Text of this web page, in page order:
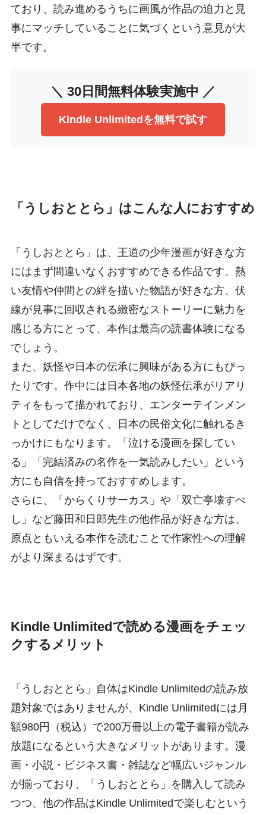
ており、読み進めるうちに画風が作品の迫力と見
事にマッチしていることに気づくという意見が大
半です。
＼ 30日間無料体験実施中 ／
Kindle Unlimitedを無料で試す
「うしおととら」はこんな人におすすめ
「うしおととら」は、王道の少年漫画が好きな方
にはまず間違いなくおすすめできる作品です。熱
い友情や仲間との絆を描いた物語が好きな方、伏
線が見事に回収される緻密なストーリーに魅力を
感じる方にとって、本作は最高の読書体験になる
でしょう。
また、妖怪や日本の伝承に興味がある方にもぴっ
たりです。作中には日本各地の妖怪伝承がリアリ
ティをもって描かれており、エンターテインメン
トとしてだけでなく、日本の民俗文化に触れるき
っかけにもなります。「泣ける漫画を探してい
る」「完結済みの名作を一気読みしたい」という
方にも自信を持っておすすめします。
さらに、「からくりサーカス」や「双亡亭壊すべ
し」など藤田和日郎先生の他作品が好きな方は、
原点ともいえる本作を読むことで作家性への理解
がより深まるはずです。
Kindle Unlimitedで読める漫画をチェッ
クするメリット
「うしおととら」自体はKindle Unlimitedの読み放
題対象ではありませんが、Kindle Unlimitedには月
額980円（税込）で200万冊以上の電子書籍が読み
放題になるという大きなメリットがあります。漫
画・小説・ビジネス書・雑誌など幅広いジャンル
が揃っており、「うしおととら」を購入して読み
つつ、他の作品はKindle Unlimitedで楽しむという